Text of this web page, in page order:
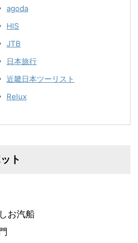
agoda
HIS
JTB
日本旅行
近畿日本ツーリスト
Relux
ト
お汽船